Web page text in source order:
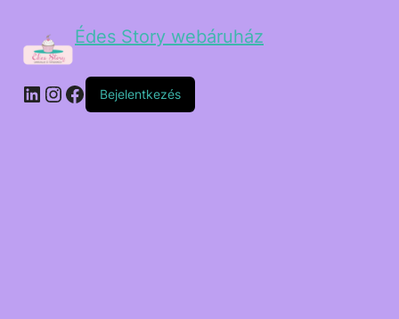
Édes Story webáruház
Bejelentkezés